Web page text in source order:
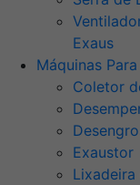
Exaus
Máquinas
Coletor
Exaustor
Lixadeira